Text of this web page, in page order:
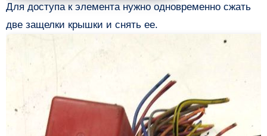
Для доступа к элемента нужно одновременно сжать
две защелки крышки и снять ее.